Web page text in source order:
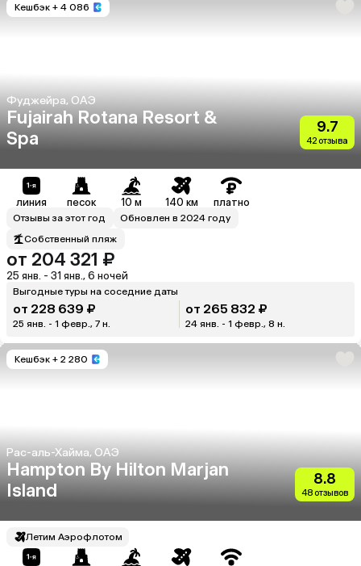
Кешбэк + 4 086
Фуджейра, ОАЭ
Fujairah Rotana Resort &
Spa
9.7
42 отзыва
линия песок 10 м 140 км платно
Отзывы за этот год
Обновлен в 2024 году
Собственный пляж
от 204 321 ₽
25 янв. - 31 янв., 6 ночей
Выгодные туры на соседние даты
от 228 639 ₽
25 янв. - 1 февр., 7 н.
от 265 832 ₽
24 янв. - 1 февр., 8 н.
Кешбэк + 2 280
Рас-аль-Хайма, ОАЭ
Hampton By Hilton Marjan
Island
8.8
48 отзывов
Летим Аэрофлотом